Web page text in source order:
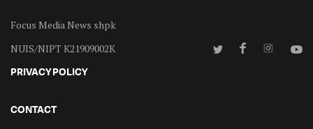
Focus Media News shpk
NUIS/NIPT K21909002K
PRIVACY POLICY
CONTACT